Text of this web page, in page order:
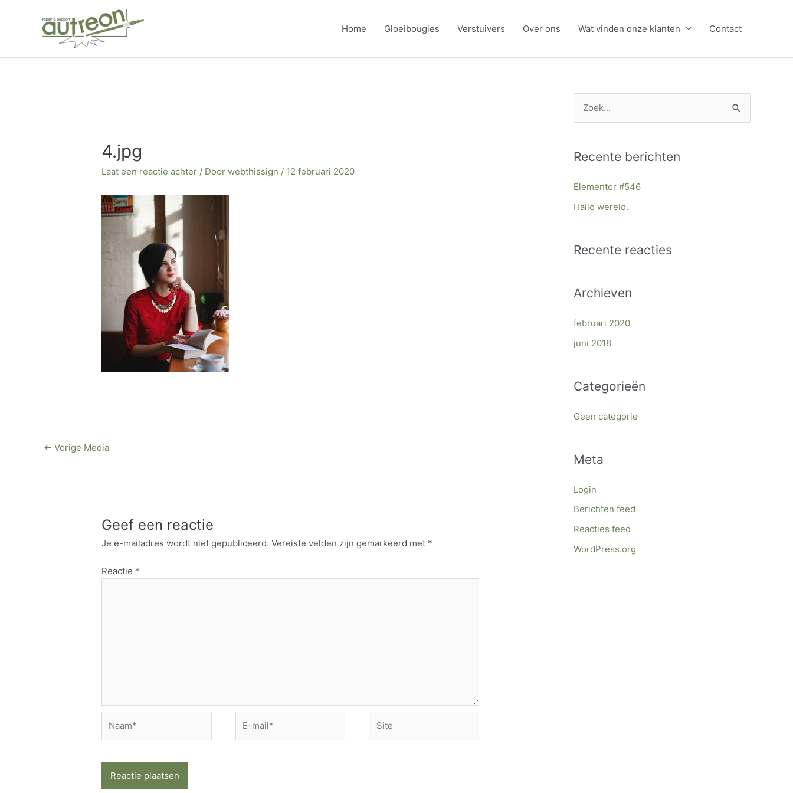
Home Gloeibougies Verstuivers Over ons Wat vinden onze klanten Contact
4.jpg
Laat een reactie achter / Doorwebthissign / 12 februari 2020
← Vorige Media
Geef een reactie
Je e-mailadres wordt niet gepubliceerd. Vereiste velden zijn gemarkeerd met *
Reactie *
mail*
k
n
:
Recente berichten
Elementor #546
Hallo wereld.
Recente reacties
Archieven
februari 2020
juni 2018
Categorieën
Geen categorie
Meta
Login
Berichten feed
Reacties feed
WordPress.org